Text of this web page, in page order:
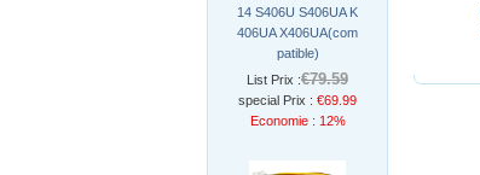
14 S406U S406UA K
406UA X406UA(com
patible)
List Prix :€79.59
special Prix : €69.99
Economie : 12%